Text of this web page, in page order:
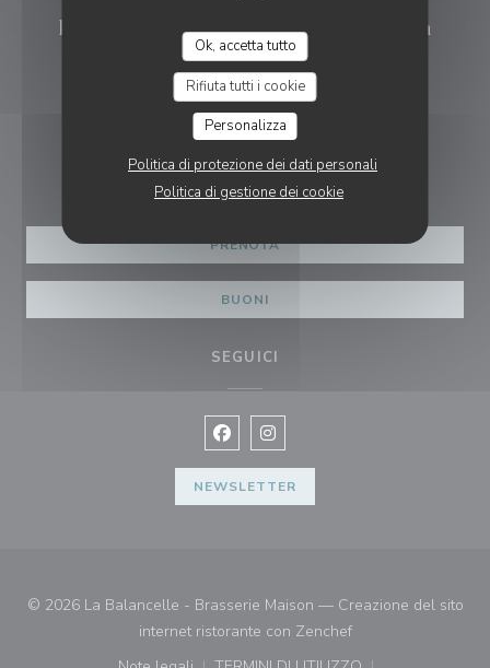
Ok, accetta tutto
Rifiuta tutti i cookie
Personalizza
Politica di protezione dei dati personali
Politica di gestione dei cookie
La Balancelle - Brasserie Maison
340 Rue de Maugré 59220 Rouvignies
03 27 21 84 34
PRENOTAZIONE
PRENOTA
BUONI
SEGUICI
Facebook ((apre una nuova
Instagram ((apre una nuova
NEWSLETTER
© 2026 La Balancelle - Brasserie Maison — Creazione del sito
internet ristorante con Zenchef((apre una nuova